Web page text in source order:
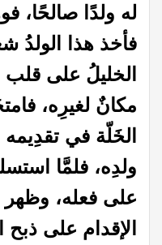
له ولدًا صالحًا،
فأخذ هذا الولدُ
الخليلُ على قلب
مكانٌ لغيرِه،
الخَلّة في
ولدِه، فلمَّا
على فعله،
الإقدام على ذبح